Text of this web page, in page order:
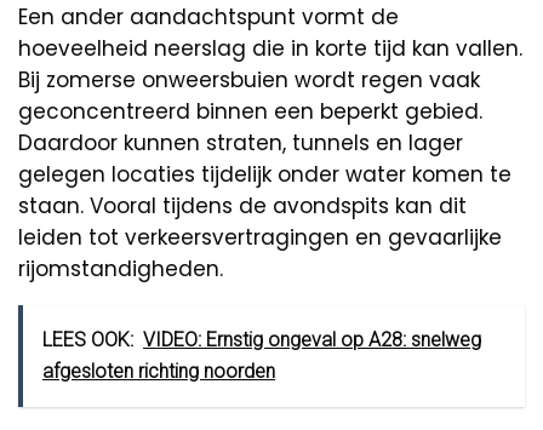
Een ander aandachtspunt vormt de
hoeveelheid neerslag die in korte tijd kan vallen.
Bij zomerse onweersbuien wordt regen vaak
geconcentreerd binnen een beperkt gebied.
Daardoor kunnen straten, tunnels en lager
gelegen locaties tijdelijk onder water komen te
staan. Vooral tijdens de avondspits kan dit
leiden tot verkeersvertragingen en gevaarlijke
rijomstandigheden.
LEES OOK: VIDEO: Ernstig ongeval op A28: snelweg
afgesloten richting noorden